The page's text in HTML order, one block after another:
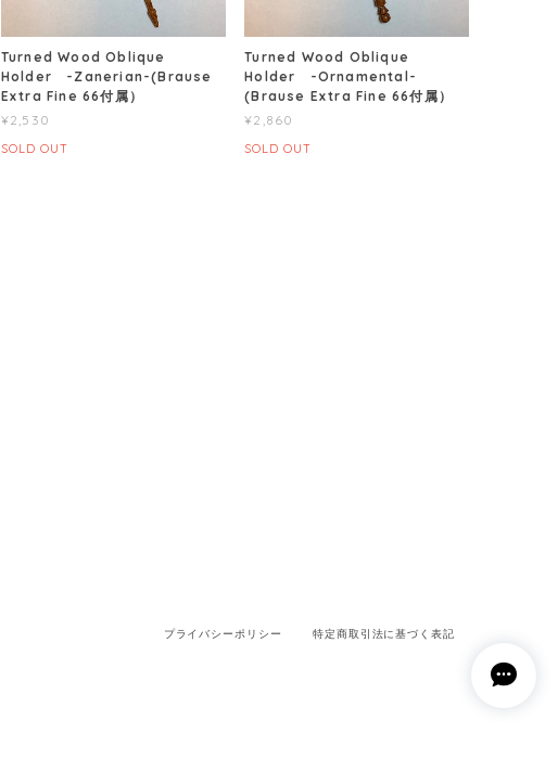
Turned Wood Oblique
Holder -Zanerian-(Brause
Extra Fine 66付属）
¥2,530
SOLD OUT
Turned Wood Oblique
Holder -Ornamental-
(Brause Extra Fine 66付属）
¥2,860
SOLD OUT
プライバシーポリシー 特定商取引法に基づく表記